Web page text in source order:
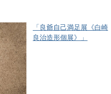
「良爺自己満足展《白崎
良治造形個展》」